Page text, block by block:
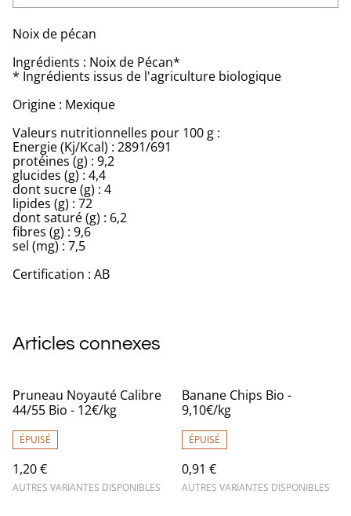
Noix de pécan
Ingrédients : Noix de Pécan*
* Ingrédients issus de l'agriculture biologique
Origine : Mexique
Valeurs nutritionnelles pour 100 g :
Energie (Kj/Kcal) : 2891/691
protéines (g) : 9,2
glucides (g) : 4,4
dont sucre (g) : 4
lipides (g) : 72
dont saturé (g) : 6,2
fibres (g) : 9,6
sel (mg) : 7,5
Certification : AB
Articles connexes
Pruneau Noyauté Calibre
44/55 Bio - 12€/kg
ÉPUISÉ
1,20 €
AUTRES VARIANTES DISPONIBLES
Banane Chips Bio -
9,10€/kg
ÉPUISÉ
0,91 €
AUTRES VARIANTES DISPONIBLES